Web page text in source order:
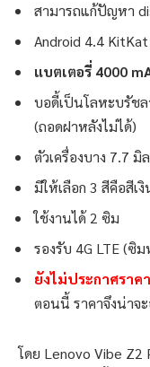
สามารถแก้ปัญหา
Android 4.4
แบตเตอรี่ 4000
บอดี้เป็นโลหะบรัช
(ถอดฝาหลังไม่ได้)
ตัวเครื่องบาง 7.7 มิ
มีให้เลือก 3 สีคือสีเ
ใช้งานได้ 2 ซิม
รองรับ 4G LTE (ซิ
ยังไม่ประกาศราคา
ตอนนี้ ราคาจึงน่าจ
โดย Lenovo Vibe Z2